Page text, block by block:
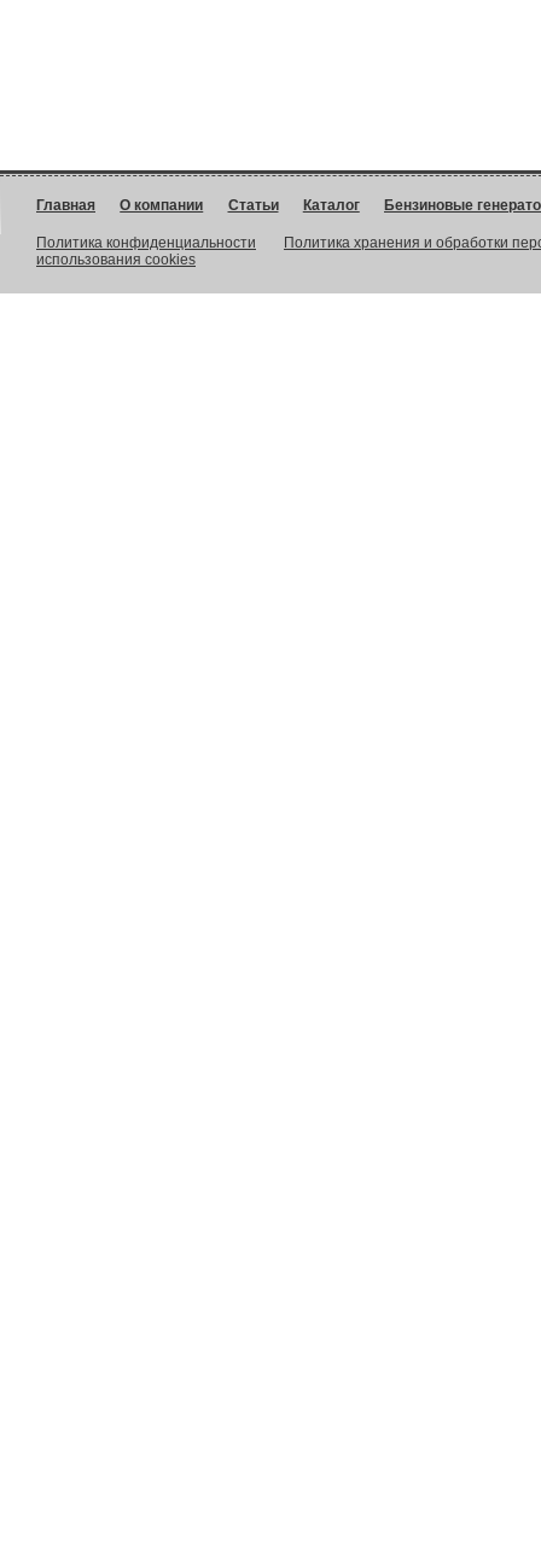
Главная О компании Статьи Каталог Бензиновые
Политика конфиденциальности
Политика хранения и обработки
использования cookies